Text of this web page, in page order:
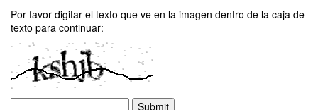
Por favor digitar el texto que ve en la imagen dentro de la caja de
texto para continuar: